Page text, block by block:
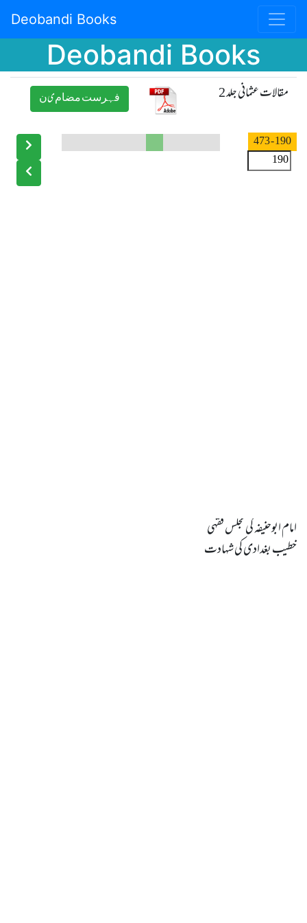
Deobandi Books
Deobandi Books
مقالات عثمانی جلد 2 ﻓﮩﺮﺳﺖ ﻣﻀﺎﻡیﻥ
190
- 473
خطیب بغدادی کی شہادت